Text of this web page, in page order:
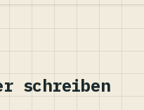
schreiben